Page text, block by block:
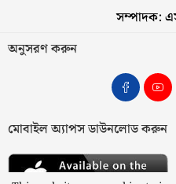
সম্পাদক:
অনুসরণ করুন
মোবাইল অ্যাপস ডাউনলোড করুন